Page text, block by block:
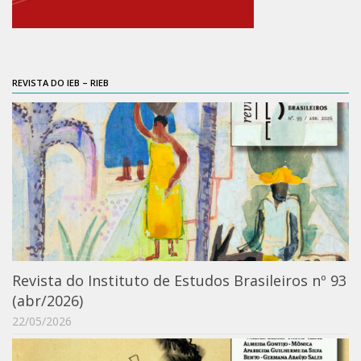
Educativo
Exposições
Guia do IEB
Reprodução
Extroversão
Projeto Brasil-África
Projeto Brasil Ciência
Dicionários
Bluteau
Medicina
REVISTA DO IEB – RIEB
Revista do Instituto de Estudos Brasileiros nº 93
(abr/2026)
22/05/2026